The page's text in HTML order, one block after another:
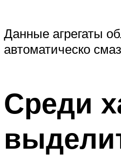
Данные агрегаты
автоматическо
Среди